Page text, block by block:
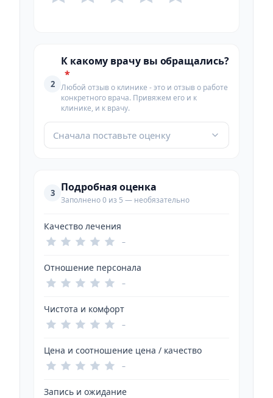
2
К какому врачу вы обращались?
*
Любой отзыв о клинике - это и отзыв о работе
конкретного врача. Привяжем его и к
клинике, и к врачу.
Сначала поставьте оценку
3 Подробная оценка
Заполнено 0 из 5 — необязательно
Качество лечения
–
Отношение персонала
–
Чистота и комфорт
–
Цена и соотношение цена / качество
–
Запись и ожидание